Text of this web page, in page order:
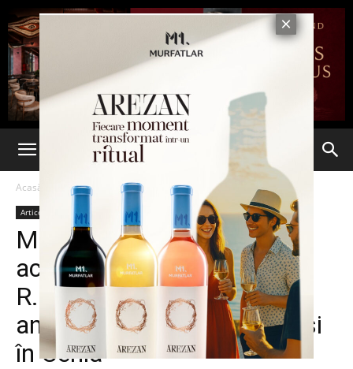
Acasă Articole
Articole
McCain: ,,NATO trebuie să
accelereze aderarea
R.Moldova. Elemente
antirachetă sunt necesare şi
în Cehia”